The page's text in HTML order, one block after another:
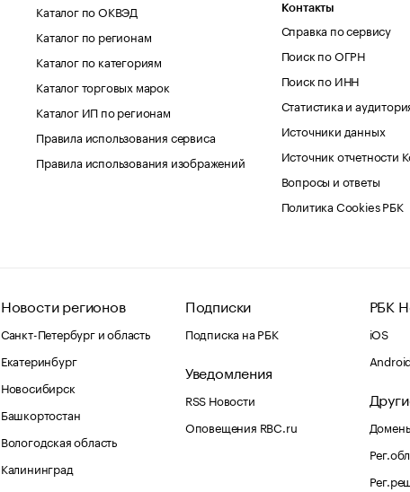
Каталог по ОКВЭД
Каталог по регионам
Каталог по категориям
Каталог торговых марок
Каталог ИП по регионам
Правила использования сервиса
Правила использования изображений
Контакты
Справка по сервису
Поиск по ОГРН
Поиск по ИНН
Статистика и
Источники данных
Источник отчетности
Вопросы и ответы
Политика Cookies РБК
Новости регионов
Санкт-Петербург и область
Екатеринбург
Новосибирск
Башкортостан
Вологодская область
Калининград
Подписки
Подписка на РБК
Уведомления
RSS Новости
Оповещения RBC.ru
РБК
iOS